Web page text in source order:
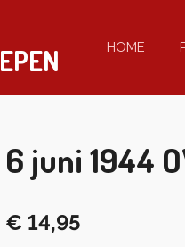
HOME
6 juni 1944
€ 14,95